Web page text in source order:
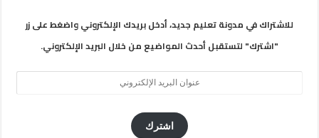
للاشتراك في مدونة تعليم جديد، أدخل بريدك الإلكتروني واضغط على زر
"اشترك" لتستقبل أحدث المواضيع من خلال البريد الإلكتروني.
اشترك